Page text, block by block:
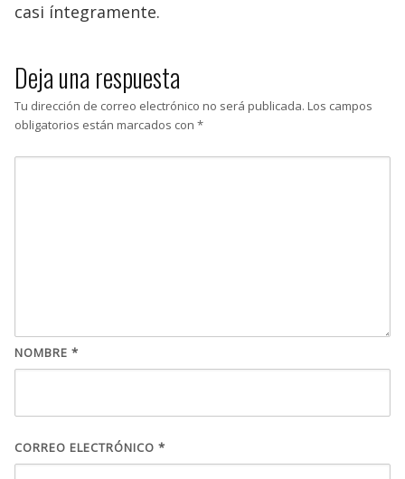
casi íntegramente.
Deja una respuesta
Tu dirección de correo electrónico no será publicada. Los campos
obligatorios están marcados con *
NOMBRE *
CORREO ELECTRÓNICO *